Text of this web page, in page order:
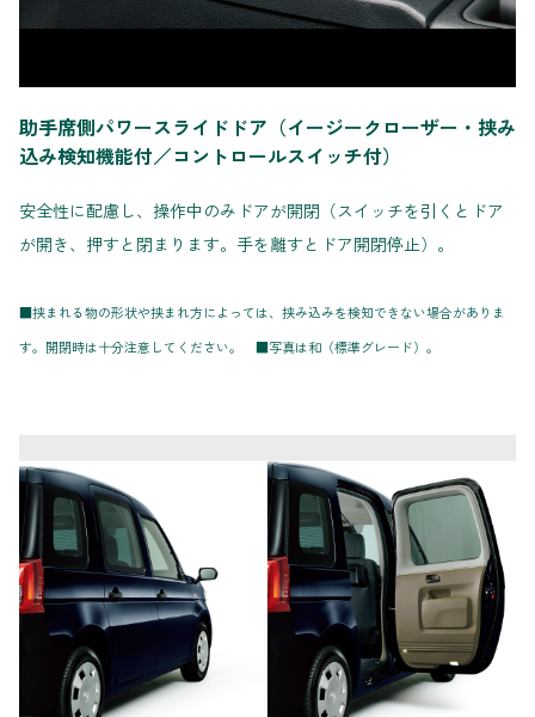
助手席側パワースライドドア（イージークローザー・挟み
込み検知機能付／コントロールスイッチ付）
安全性に配慮し、操作中のみドアが開閉（スイッチを引くとドア
が開き、押すと閉まります。手を離すとドア開閉停止）。
■挟まれる物の形状や挟まれ方によっては、挟み込みを検知できない場合がありま
す。開閉時は十分注意してください。 ■写真は和（標準グレード）。